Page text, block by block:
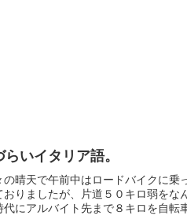
いイタリア語。
の晴天で午前中はロードバイクに
おりましたが、片道５０キロ弱を
代にアルバイト先まで８キロを自転